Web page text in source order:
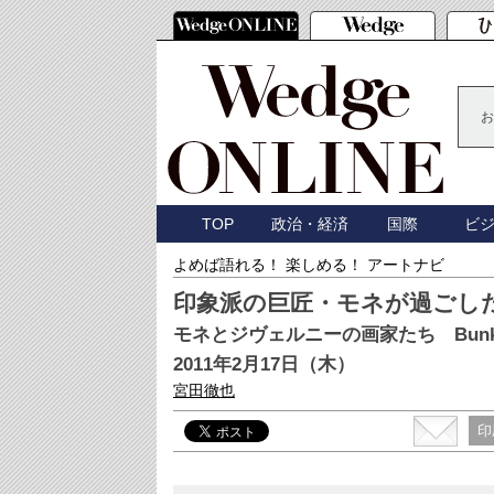
TOP 政治・経済 国際 ビ
よめば語れる！ 楽しめる！ アートナビ
印象派の巨匠・モネが過ごし
モネとジヴェルニーの画家たち
2011年2月17日（木）
宮田徹也